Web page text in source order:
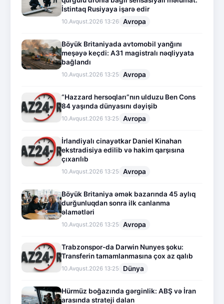
İstintaq Rusiyaya işarə edir
10.Avqust.2026 13:26 Avropa
Böyük Britaniyada avtomobil yanğını
meşəyə keçdi: A31 magistralı nəqliyyata
bağlandı
10.Avqust.2026 13:25 Avropa
“Hazzard hersoqları”nın ulduzu Ben Cons
84 yaşında dünyasını dəyişib
10.Avqust.2026 13:25 Avropa
İrlandiyalı cinayətkar Daniel Kinahan
ekstradisiya edilib və hakim qarşısına
çıxarılıb
10.Avqust.2026 13:25 Avropa
Böyük Britaniya əmək bazarında 45 aylıq
durğunluqdan sonra ilk canlanma
əlamətləri
10.Avqust.2026 13:25 Avropa
Trabzonspor-da Darwin Nunyes şoku:
Transferin tamamlanmasına çox az qalıb
10.Avqust.2026 13:25 Dünya
Hürmüz boğazında gərginlik: ABŞ və İran
arasında strateji dalan